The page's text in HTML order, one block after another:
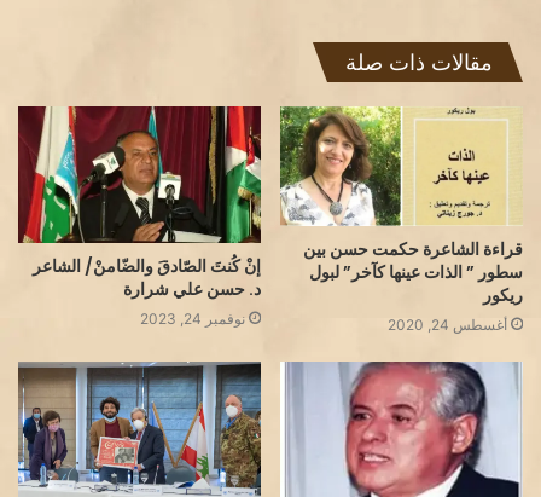
مقالات ذات صلة
قراءة الشاعرة حكمت حسن بين
سطور ” الذات عينها كآخر” لبول
ريكور
أغسطس 24, 2020
إنْ كُنتَ الصّادقَ والضّامنْ/ الشاعر
د. حسن علي شرارة
نوفمبر 24, 2023